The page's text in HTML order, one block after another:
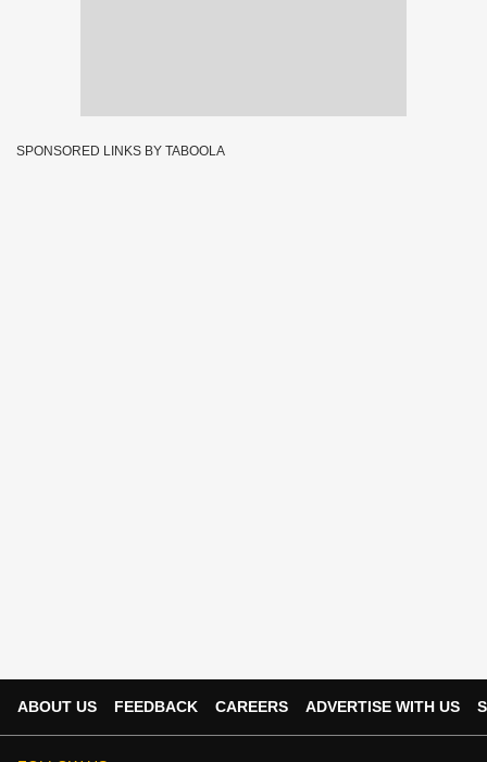
SPONSORED LINKS BY TABOOLA
ABOUT US FEEDBACK CAREERS ADVERTISE WITH US